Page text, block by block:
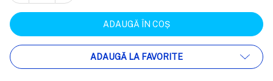
ADAUGĂ LA FAVORITE